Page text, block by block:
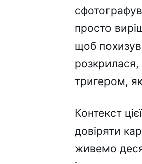
просто
щоб
тригером,
Контекст
довіряти
живемо